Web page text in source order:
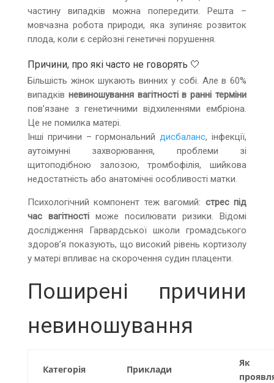
частину випадків можна попередити. Решта –
мовчазна робота природи, яка зупиняє розвиток
плода, коли є серйозні генетичні порушення.
Причини, про які часто не говорять 🤍
Більшість жінок шукають винних у собі. Але в 60%
випадків невиношування вагітності в ранні терміни
пов’язане з генетичними відхиленнями ембріона.
Це не помилка матері.
Інші причини – гормональнийдисбаланс, інфекції,
аутоімунні захворювання, проблеми зі
щитоподібною залозою, тромбофілія, шийкова
недостатність або анатомічні особливості матки.
Психологічний компонент теж вагомий: стрес під
час вагітностіможе посилювати ризики. Відомі
дослідження Гарвардської школи громадського
здоров’я показують, що високий рівень кортизолу
у матері впливає на скорочення судин плаценти.
Поширені причини
невиношування
Категорія Приклади
Як